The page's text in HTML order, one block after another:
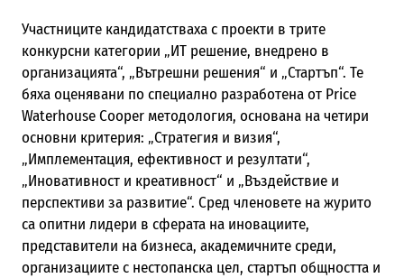
Участниците кандидатстваха с проекти в трите
конкурсни категории „ИТ решение, внедрено в
организацията“, „Вътрешни решения“ и „Стартъп“. Те
бяха оценявани по специално разработена от Price
Waterhouse Cooper методология, основана на четири
основни критерия: „Стратегия и визия“,
„Имплементация, ефективност и резултати“,
„Иновативност и креативност“ и „Въздействие и
перспективи за развитие“. Сред членовете на журито
са опитни лидери в сферата на иновациите,
представители на бизнеса, академичните среди,
организациите с нестопанска цел, стартъп общността и